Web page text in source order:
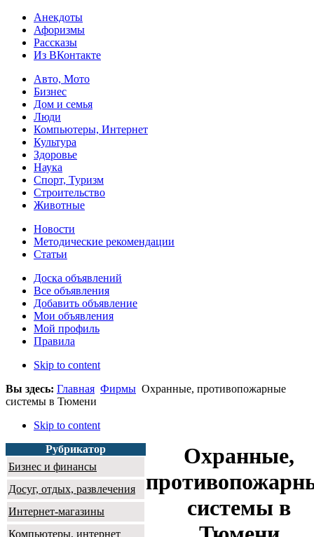
Анекдоты
Афоризмы
Рассказы
Из ВКонтакте
Авто, Мото
Бизнес
Дом и семья
Люди
Компьютеры, Интернет
Культура
Здоровье
Наука
Спорт, Туризм
Строительство
Животные
Новости
Методические рекомендации
Статьи
Доска объявлений
Все объявления
Добавить объявление
Мои объявления
Мой профиль
Правила
Skip to content
Вы здесь: Главная Фирмы Охранные, противопожарные
системы в Тюмени
Skip to content
Рубрикатор
Бизнес и финансы
Досуг, отдых, развлечения
Интернет-магазины
Компьютеры, интернет
Охранные,
системы в